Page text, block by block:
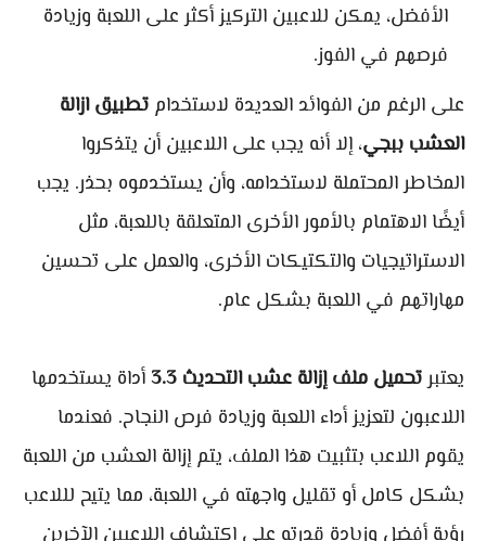
الأفضل، يمكن للاعبين التركيز أكثر على اللعبة وزيادة
فرصهم في الفوز.
على الرغم من الفوائد العديدة لاستخدام تطبيق ازالة
العشب ببجي، إلا أنه يجب على اللاعبين أن يتذكروا
المخاطر المحتملة لاستخدامه، وأن يستخدموه بحذر. يجب
أيضًا الاهتمام بالأمور الأخرى المتعلقة باللعبة، مثل
الاستراتيجيات والتكتيكات الأخرى، والعمل على تحسين
مهاراتهم في اللعبة بشكل عام.
يعتبرتحميل ملف إزالة عشب التحديث 3.3
أداة يستخدمها
اللاعبون لتعزيز أداء اللعبة وزيادة فرص النجاح. فعندما
يقوم اللاعب بتثبيت هذا الملف، يتم إزالة العشب من اللعبة
بشكل كامل أو تقليل واجهته في اللعبة، مما يتيح لللاعب